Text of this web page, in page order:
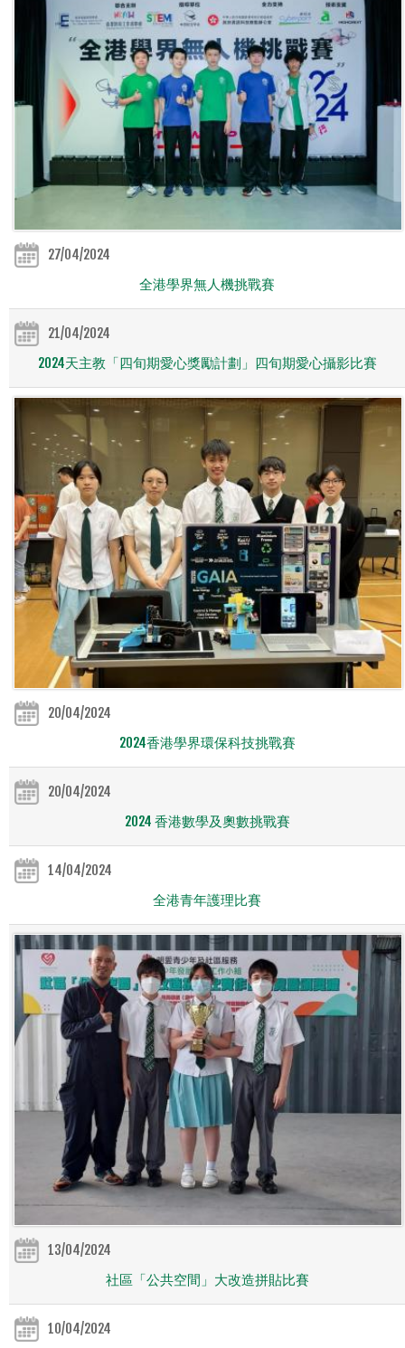
27/04/2024
全港學界無人機挑戰賽
21/04/2024
2024天主教「四旬期愛心獎勵計劃」四旬期愛心攝影比賽
20/04/2024
2024香港學界環保科技挑戰賽
20/04/2024
2024 香港數學及奧數挑戰賽
14/04/2024
全港青年護理比賽
13/04/2024
社區「公共空間」大改造拼貼比賽
10/04/2024